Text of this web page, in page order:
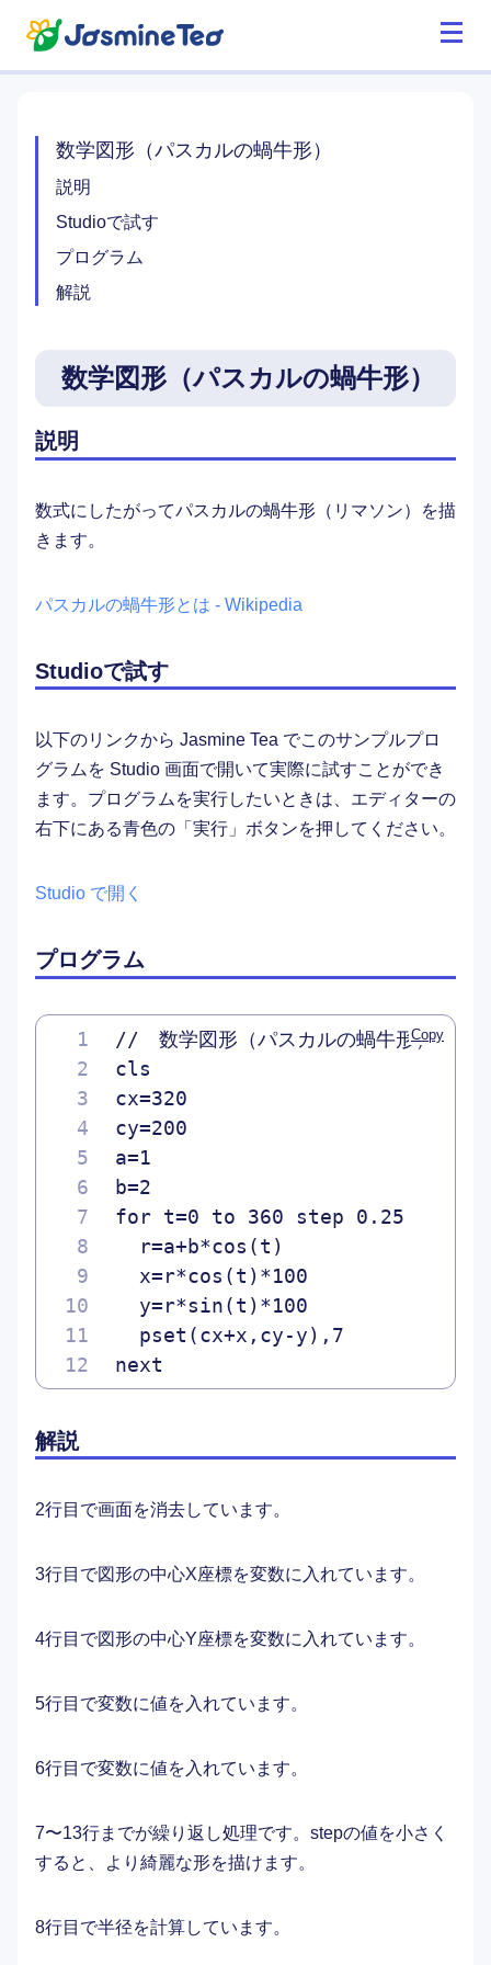
数学図形（パスカルの蝸牛形）
説明
Studioで試す
プログラム
解説
数学図形（パスカルの蝸牛形）
説明
数式にしたがってパスカルの蝸牛形（リマソン）を描
きます。
パスカルの蝸牛形とは - Wikipedia
Studioで試す
以下のリンクから Jasmine Tea でこのサンプルプロ
グラムを Studio 画面で開いて実際に試すことができ
ます。プログラムを実行したいときは、エディターの
右下にある青色の「実行」ボタンを押してください。
Studio で開く
プログラム
//　数学図形（パスカルの蝸牛形）
cls
cx=320
cy=200
a=1
b=2
for t=0 to 360 step 0.25
  r=a+b*cos(t)
  x=r*cos(t)*100
  y=r*sin(t)*100
  pset(cx+x,cy-y),7
next
Copy
解説
2行目で画面を消去しています。
3行目で図形の中心X座標を変数に入れています。
4行目で図形の中心Y座標を変数に入れています。
5行目で変数に値を入れています。
6行目で変数に値を入れています。
7〜13行までが繰り返し処理です。stepの値を小さく
すると、より綺麗な形を描けます。
8行目で半径を計算しています。